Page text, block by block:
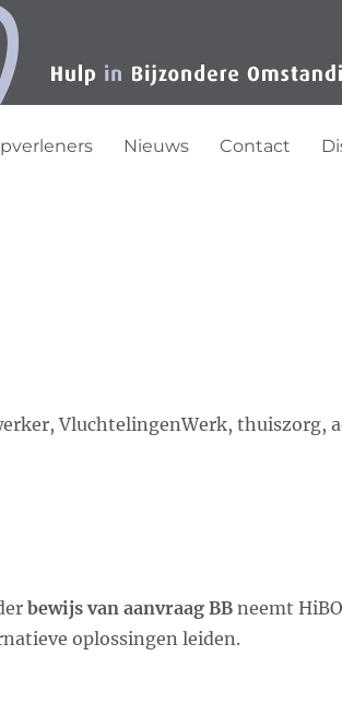
Nieuws Contact
VluchtelingenWerk, thuiszorg,
bewijs van aanvraag BB neemt
oplossingen leiden.